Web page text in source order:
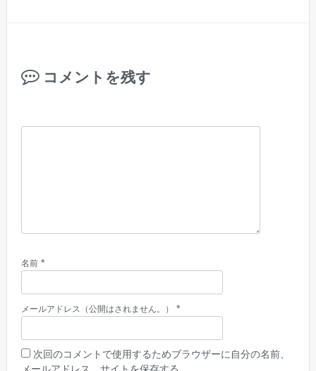
コメントを残す
名前 *
メールアドレス（公開はされません。） *
次回のコメントで使用するためブラウザーに自分の名前、
メールアドレス、サイトを保存する。